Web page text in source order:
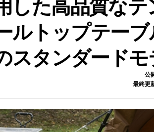
トップテーブ
スタンダード
公
最終更